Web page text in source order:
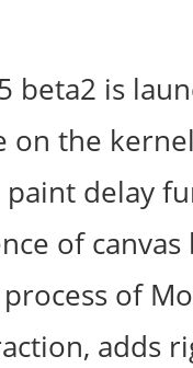
beta2 is
on the
delay
of
of
adds